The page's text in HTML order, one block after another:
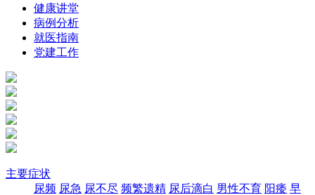
健康讲堂
病例分析
就医指南
党建工作
主要症状
尿频 尿急 尿不尽 频繁遗精 尿后滴白 男性不育 阳痿 早